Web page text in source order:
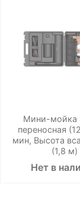
Мини-мойка
переносная
мин, Высота
(1,8 м)
Нет в